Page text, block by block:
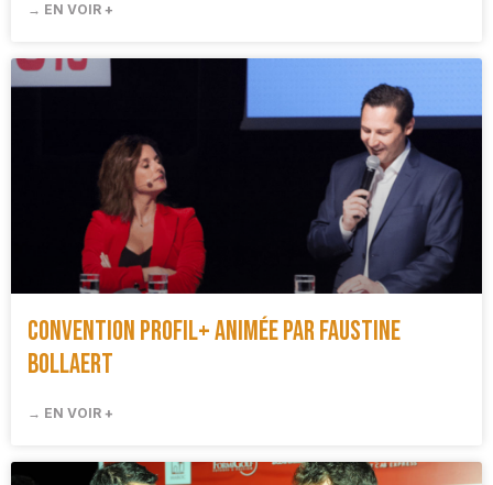
→ EN VOIR +
Convention Profil+ animée par Faustine
Bollaert
→ EN VOIR +